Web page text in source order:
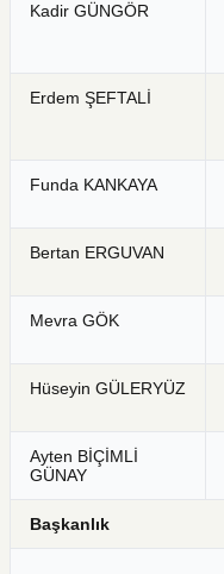
Kadir GÜNGÖR
Erdem ŞEFTALİ
Funda KANKAYA
Bertan ERGUVAN
Mevra GÖK
Hüseyin GÜLERYÜZ
Ayten BİÇİMLİ
GÜNAY
Başkanlık